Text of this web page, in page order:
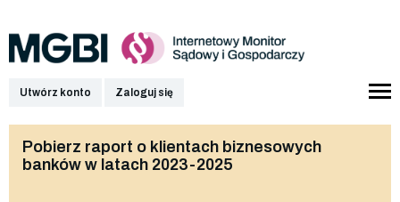
Utwórz konto Zaloguj się
Pobierz raport o klientach biznesowych
banków w latach 2023-2025